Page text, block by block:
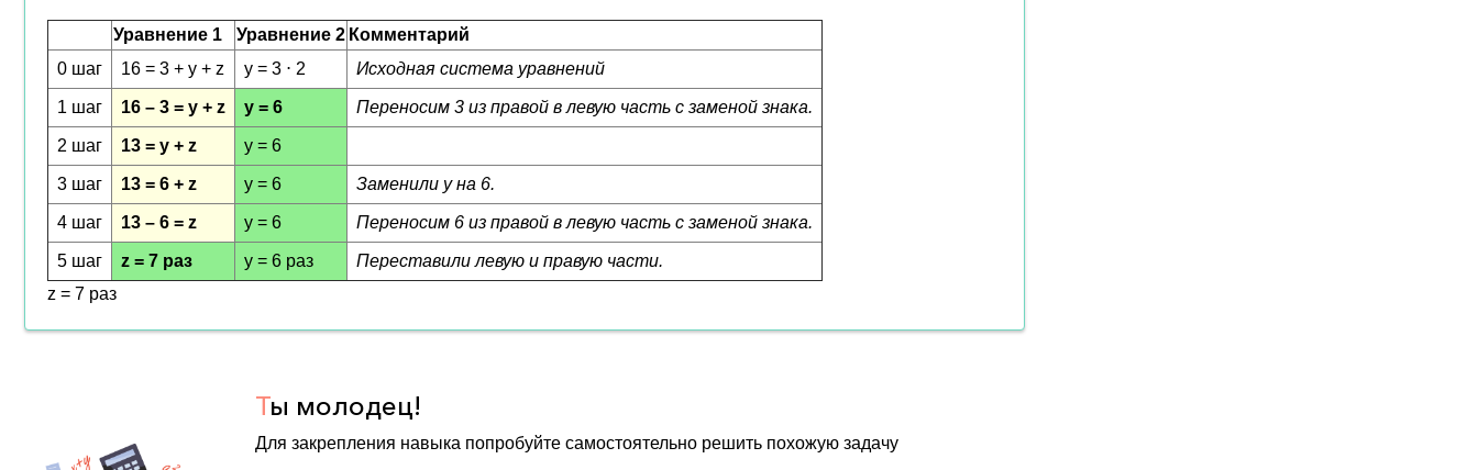
Уравнение 1 Уравнение 2 Комментарий
0 шаг
16 = 3 + y + z y = 3 ⋅ 2 Исходная система уравнений
1 шаг 16 – 3 = y + z y = 6 Переносим 3 из правой в левую часть с заменой знака.
2 шаг 13 = y + z y = 6
3 шаг 13 = 6 + z y = 6 Заменили y на 6.
4 шаг 13 – 6 = z y = 6 Переносим 6 из правой в левую часть с заменой знака.
5 шаг z = 7 раз y = 6 раз
Переставили левую и правую части.
z = 7 раз
Ты молодец!
Для закрепления навыка попробуйте самостоятельно решить похожую задачу